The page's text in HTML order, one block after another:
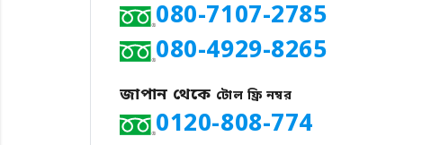
080-7107-2785
080-4929-8265
জাপান থেকে টোল ফ্রি নম্বর
0120-808-774